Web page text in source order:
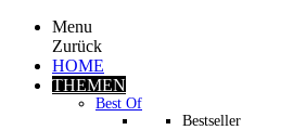
Menu
Zurück
HOME
THEMEN
Best Of
Bestseller